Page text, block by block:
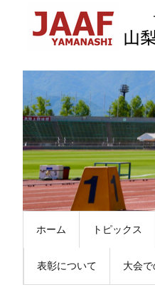
ホーム トピックス
表彰について 大会